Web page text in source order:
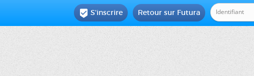
Retour sur Futura
 S'inscrire